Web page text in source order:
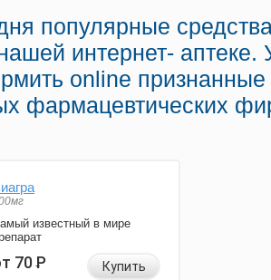
популярные
интернет-
online признанные
фармацевтических
известный в мире
70Р Купить